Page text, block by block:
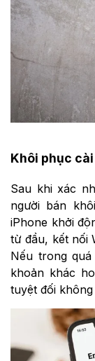
Khôi phục
Sau khi xác
người bán
iPhone khởi
từ đầu, kết nối
Nếu trong
khoản khác
tuyệt đối